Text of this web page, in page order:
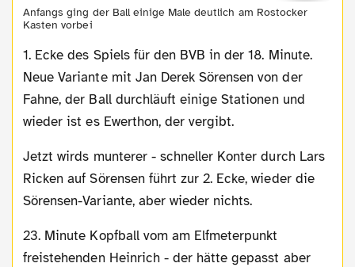
Anfangs ging der Ball einige Male deutlich am Rostocker
Kasten vorbei
1. Ecke des Spiels für den BVB in der 18. Minute.
Neue Variante mit Jan Derek Sörensen von der
Fahne, der Ball durchläuft einige Stationen und
wieder ist es Ewerthon, der vergibt.
Jetzt wirds munterer - schneller Konter durch Lars
Ricken auf Sörensen führt zur 2. Ecke, wieder die
Sörensen-Variante, aber wieder nichts.
23. Minute Kopfball vom am Elfmeterpunkt
freistehenden Heinrich - der hätte gepasst aber